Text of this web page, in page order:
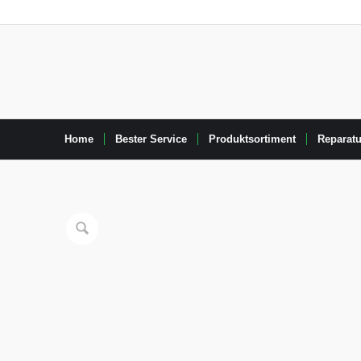
Home Bester Service Produktsortiment